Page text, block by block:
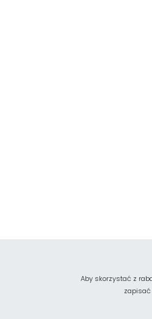
Aby skorzystać z
zapisać